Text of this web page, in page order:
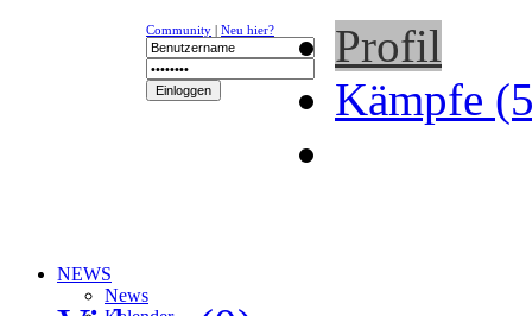
Community | Neu hier?
NEWS
News
Profil
Kämpfe